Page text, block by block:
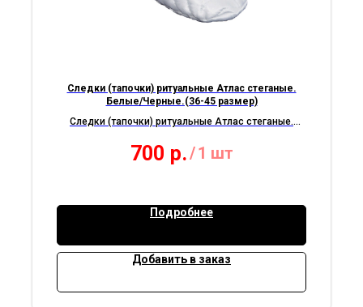
Следки (тапочки) ритуальные Атлас стеганые.
Белые/Черные.(36-45 размер)
Следки (тапочки) ритуальные Атлас стеганые.
700 р./1 шт
Подробнее
Добавить в заказ